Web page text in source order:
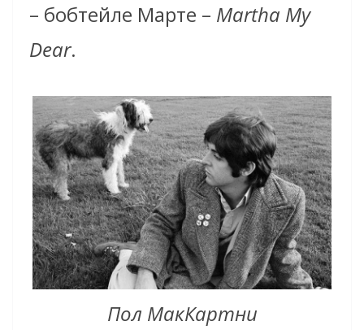
– бобтейле Марте – Martha My
Dear.
Пол МакКартни